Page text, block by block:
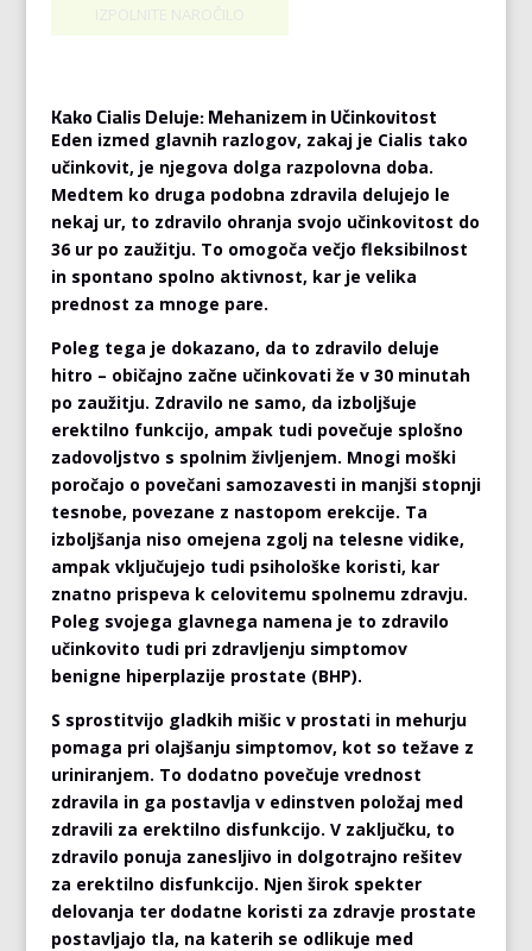
Kako Cialis Deluje: Mehanizem in Učinkovitost
Eden izmed glavnih razlogov, zakaj je Cialis tako
učinkovit, je njegova dolga razpolovna doba.
Medtem ko druga podobna zdravila delujejo le
nekaj ur, to zdravilo ohranja svojo učinkovitost do
36 ur po zaužitju. To omogoča večjo fleksibilnost
in spontano spolno aktivnost, kar je velika
prednost za mnoge pare.
Poleg tega je dokazano, da to zdravilo deluje
hitro – običajno začne učinkovati že v 30 minutah
po zaužitju. Zdravilo ne samo, da izboljšuje
erektilno funkcijo, ampak tudi povečuje splošno
zadovoljstvo s spolnim življenjem. Mnogi moški
poročajo o povečani samozavesti in manjši stopnji
tesnobe, povezane z nastopom erekcije. Ta
izboljšanja niso omejena zgolj na telesne vidike,
ampak vključujejo tudi psihološke koristi, kar
znatno prispeva k celovitemu spolnemu zdravju.
Poleg svojega glavnega namena je to zdravilo
učinkovito tudi pri zdravljenju simptomov
benigne hiperplazije prostate (BHP).
S sprostitvijo gladkih mišic v prostati in mehurju
pomaga pri olajšanju simptomov, kot so težave z
uriniranjem. To dodatno povečuje vrednost
zdravila in ga postavlja v edinstven položaj med
zdravili za erektilno disfunkcijo. V zaključku, to
zdravilo ponuja zanesljivo in dolgotrajno rešitev
za erektilno disfunkcijo. Njen širok spekter
delovanja ter dodatne koristi za zdravje prostate
postavljajo tla, na katerih se odlikuje med